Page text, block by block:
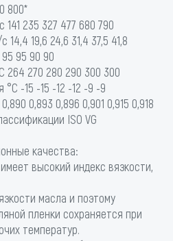
800*
235 327 477 680 790
19,6 24,6 31,4 37,5 41,8
95 90 90
264 270 280 290 300 300
-15 -15 -12 -12 -9 -9
0,893 0,896 0,901 0,915 0,918
ISO VG
качества:
высокий индекс вязкости,
масла и поэтому
пленки сохраняется при
температур.